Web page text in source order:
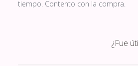
tiempo. Contento con la compra.
¿Fue